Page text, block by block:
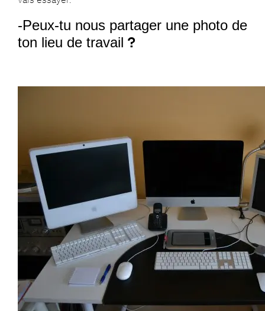
-Peux-tu nous partager une photo de
ton lieu de travail ?